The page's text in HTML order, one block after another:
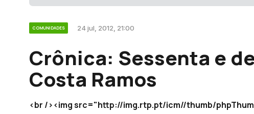
COMUNIDADES 24 jul, 2012, 21:00
Crônica: Sessenta e
Costa Ramos
<br /><img src="http://img.rtp.pt/icm//thumb/